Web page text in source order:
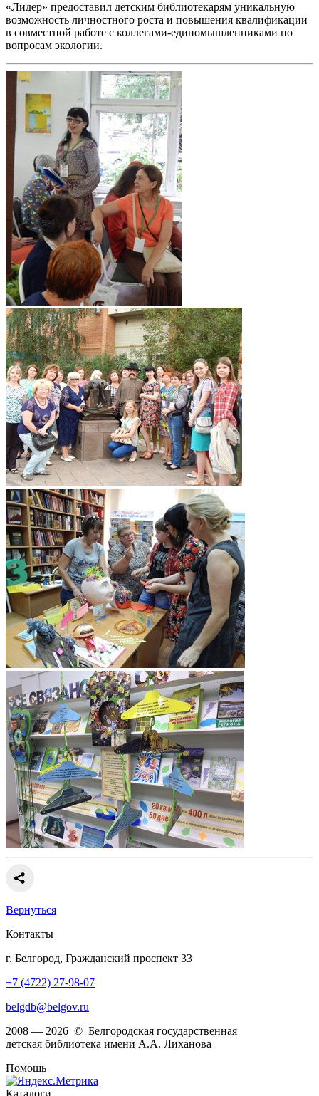
«Лидер» предоставил детским библиотекарям уникальную
возможность личностного роста и повышения квалификации
в совместной работе с коллегами-единомышленниками по
вопросам экологии.
Вернуться
Контакты
г. Белгород, Гражданский проспект 33
+7 (4722) 27-98-07
belgdb@belgov.ru
2008 — 2026 © Белгородская государственная
детская библиотека имени А.А. Лиханова
Помощь